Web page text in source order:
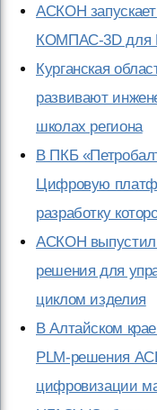
АСКОН запускает
КОМПАС-3D для
Курганская
развивают
школах региона
В ПКБ
Цифровую
разработку
АСКОН выпустил
решения для
циклом изделия
В Алтайском
PLM-решения
цифровизации